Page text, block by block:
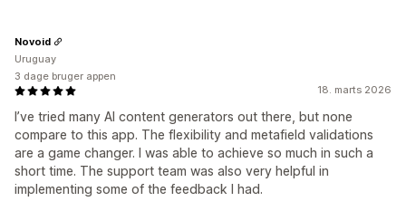
18. marts 2026
I’ve tried many AI content generators out there, but none
compare to this app. The flexibility and metafield validations
are a game changer. I was able to achieve so much in such a
short time. The support team was also very helpful in
implementing some of the feedback I had.
Novoid
Uruguay
3 dage bruger appen